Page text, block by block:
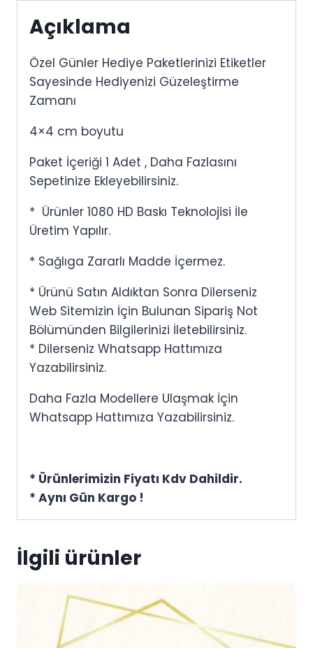
Açıklama
Özel Günler Hediye Paketlerinizi Etiketler
Sayesinde Hediyenizi Güzeleştirme
Zamanı
4×4 cm boyutu
Paket İçeriği 1 Adet , Daha Fazlasını
Sepetinize Ekleyebilirsiniz.
* Ürünler 1080 HD Baskı Teknolojisi İle
Üretim Yapılır.
* Sağlıga Zararlı Madde İçermez.
* Ürünü Satın Aldıktan Sonra Dilerseniz
Web Sitemizin İçin Bulunan Sipariş Not
Bölümünden Bilgilerinizi İletebilirsiniz.
* Dilerseniz Whatsapp Hattımıza
Yazabilirsiniz.
Daha Fazla Modellere Ulaşmak İçin
Whatsapp Hattımıza Yazabilirsiniz.
* Ürünlerimizin Fiyatı Kdv Dahildir.
* Aynı Gün Kargo !
İlgili ürünler